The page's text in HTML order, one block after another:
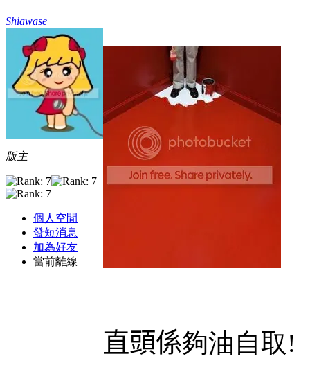
Shiawase
版主
個人空間
發短消息
加為好友
當前離線
直頭係夠油自取!